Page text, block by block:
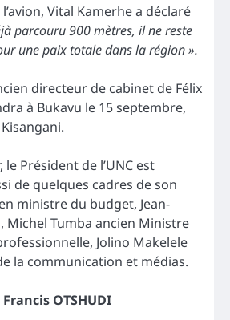
Vital Kamerhe a déclaré
parcouru 900 mètres, il ne reste
une paix totale dans la région ».
directeur de cabinet de Félix
à Bukavu le 15 septembre,
Président de l’UNC est
de quelques cadres de son
ministre du budget, Jean-
Michel Tumba ancien Ministre
Jolino Makelele
la communication et médias.
OTSHUDI